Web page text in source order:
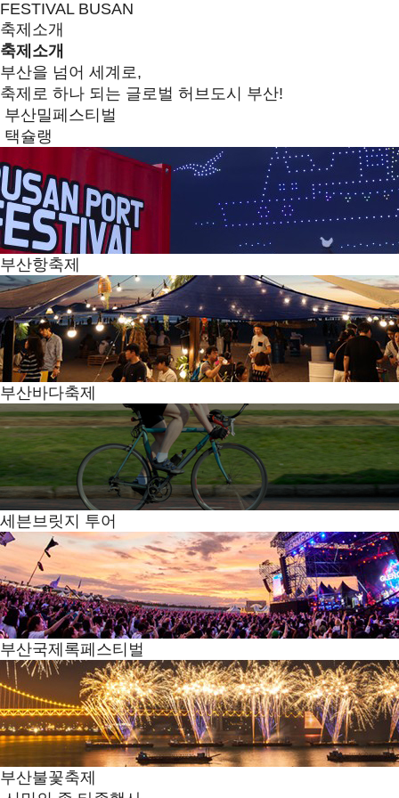
FESTIVAL BUSAN
축제소개
축제소개
부산을 넘어 세계로,
축제로 하나 되는 글로벌 허브도시 부산!
부산밀페스티벌
택슐랭
부산항축제
부산바다축제
세븐브릿지 투어
부산국제록페스티벌
부산불꽃축제